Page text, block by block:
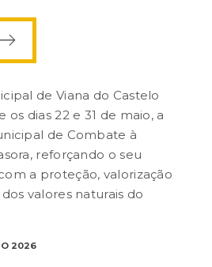
de Viana do Castelo
dias 22 e 31 de maio, a
de Combate à
reforçando o seu
a proteção, valorização
valores naturais do
2026